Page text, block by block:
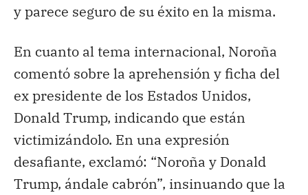
y parece seguro de su éxito en la misma.
En cuanto al tema internacional, Noroña
comentó sobre la aprehensión y ficha del
ex presidente de los Estados Unidos,
Donald Trump, indicando que están
victimizándolo. En una expresión
desafiante, exclamó: “Noroña y Donald
Trump, ándale cabrón”, insinuando que la